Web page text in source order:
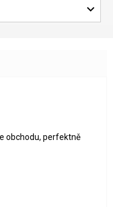
5 hvězdiček.
obchodu, perfektně
5 hvězdiček.